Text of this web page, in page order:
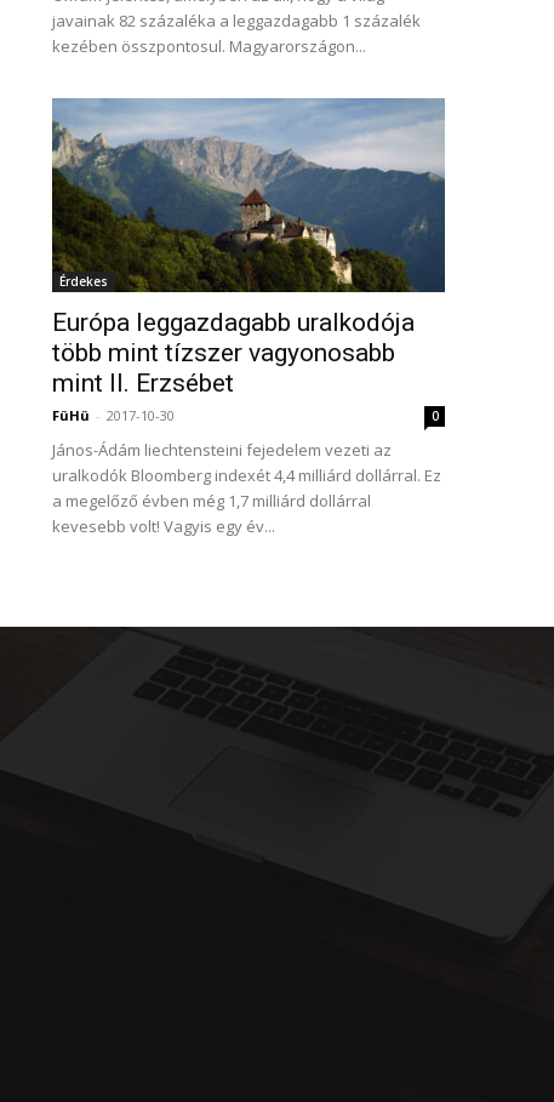
javainak 82 százaléka a leggazdagabb 1 százalék
kezében összpontosul. Magyarországon...
Érdekes
Európa leggazdagabb uralkodója
több mint tízszer vagyonosabb
mint II. Erzsébet
FüHü - 2017-10-30 0
János-Ádám liechtensteini fejedelem vezeti az
uralkodók Bloomberg indexét 4,4 milliárd dollárral. Ez
a megelőző évben még 1,7 milliárd dollárral
kevesebb volt! Vagyis egy év...